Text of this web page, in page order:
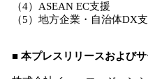
（4）ASEAN EC支援
（5）地方企業・自治体DX
■ 本プレスリリースおよび